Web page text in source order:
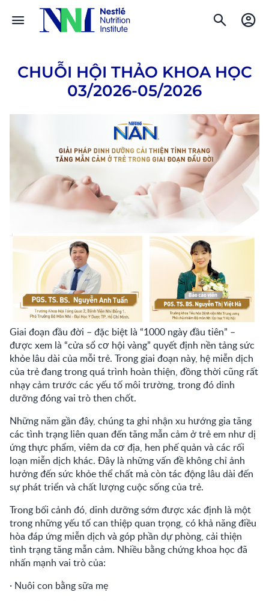
CHUỖI HỘI THẢO KHOA HỌC
03/2026-05/2026
Giai đoạn đầu đời – đặc biệt là “1000 ngày đầu tiên” –
được xem là “cửa sổ cơ hội vàng” quyết định nền tảng sức
khỏe lâu dài của mỗi trẻ. Trong giai đoạn này, hệ miễn dịch
của trẻ đang trong quá trình hoàn thiện, đồng thời cũng rất
nhạy cảm trước các yếu tố môi trường, trong đó dinh
dưỡng đóng vai trò then chốt.
Những năm gần đây, chúng ta ghi nhận xu hướng gia tăng
các tình trạng liên quan đến tăng mẫn cảm ở trẻ em như dị
ứng thực phẩm, viêm da cơ địa, hen phế quản và các rối
loạn miễn dịch khác. Đây là những vấn đề không chỉ ảnh
hưởng đến sức khỏe thể chất mà còn tác động lâu dài đến
sự phát triển và chất lượng cuộc sống của trẻ.
Trong bối cảnh đó, dinh dưỡng sớm được xác định là một
trong những yếu tố can thiệp quan trọng, có khả năng điều
hòa đáp ứng miễn dịch và góp phần dự phòng, cải thiện
tình trạng tăng mẫn cảm. Nhiều bằng chứng khoa học đã
nhấn mạnh vai trò của:
· Nuôi con bằng sữa mẹ